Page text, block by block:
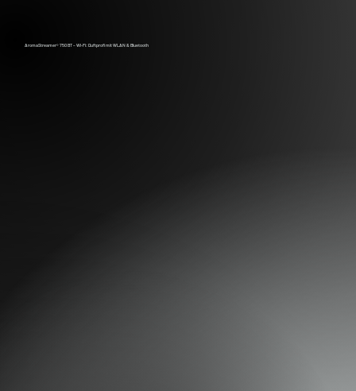
AromaStreamer® 750 BT – Wi‑Fi: Duftprofi mit WLAN & Bluetooth